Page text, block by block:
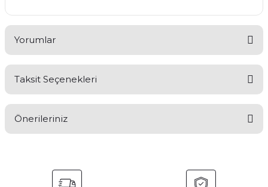
Yorumlar
Yorum Yaz
Taksit Seçenekleri
Önerileriniz
konularda yetersiz gördüğünüz noktaları öneri formunu
kullanarak tarafımıza iletebilirsiniz.